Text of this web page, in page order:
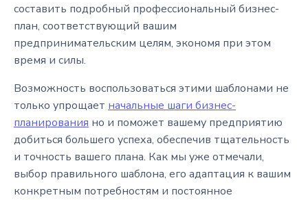
составить подробный профессиональный бизнес-
план, соответствующий вашим
предпринимательским целям, экономя при этом
время и силы.
Возможность воспользоваться этими шаблонами не
только упрощает начальные шаги бизнес-
планирования но и поможет вашему предприятию
добиться большего успеха, обеспечив тщательность
и точность вашего плана. Как мы уже отмечали,
выбор правильного шаблона, его адаптация к вашим
конкретным потребностям и постоянное